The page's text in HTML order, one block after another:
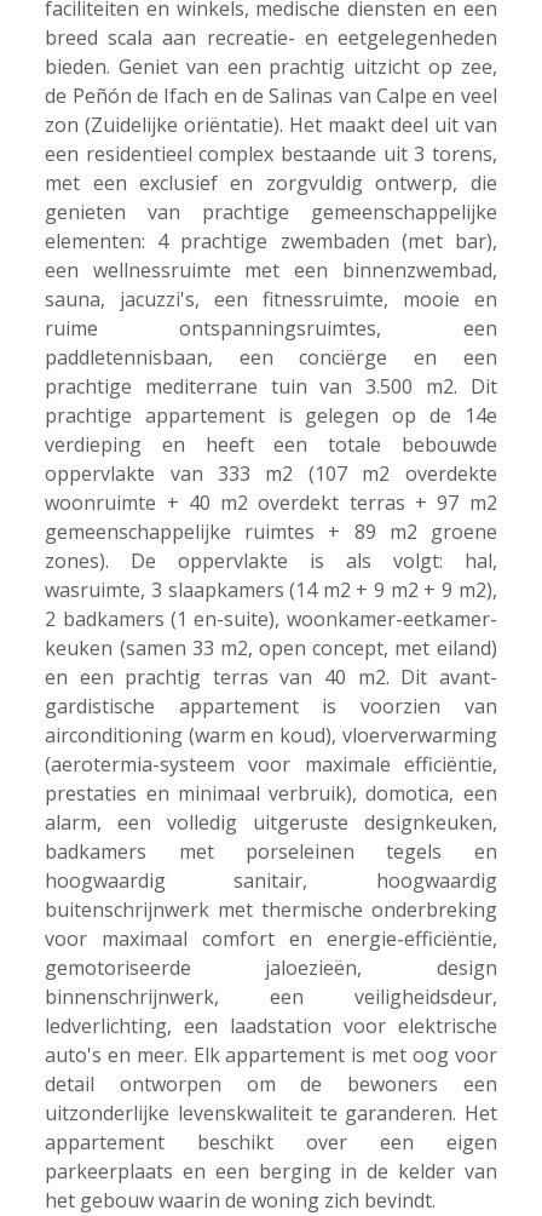
faciliteiten en winkels, medische diensten en een
breed scala aan recreatie- en eetgelegenheden
bieden. Geniet van een prachtig uitzicht op zee,
de Peñón de Ifach en de Salinas van Calpe en veel
zon (Zuidelijke oriëntatie). Het maakt deel uit van
een residentieel complex bestaande uit 3 torens,
met een exclusief en zorgvuldig ontwerp, die
genieten van prachtige gemeenschappelijke
elementen: 4 prachtige zwembaden (met bar),
een wellnessruimte met een binnenzwembad,
sauna, jacuzzi's, een fitnessruimte, mooie en
ruime ontspanningsruimtes, een
paddletennisbaan, een conciërge en een
prachtige mediterrane tuin van 3.500 m2. Dit
prachtige appartement is gelegen op de 14e
verdieping en heeft een totale bebouwde
oppervlakte van 333 m2 (107 m2 overdekte
woonruimte + 40 m2 overdekt terras + 97 m2
gemeenschappelijke ruimtes + 89 m2 groene
zones). De oppervlakte is als volgt: hal,
wasruimte, 3 slaapkamers (14 m2 + 9 m2 + 9 m2),
2 badkamers (1 en-suite), woonkamer-eetkamer-
keuken (samen 33 m2, open concept, met eiland)
en een prachtig terras van 40 m2. Dit avant-
gardistische appartement is voorzien van
airconditioning (warm en koud), vloerverwarming
(aerotermia-systeem voor maximale efficiëntie,
prestaties en minimaal verbruik), domotica, een
alarm, een volledig uitgeruste designkeuken,
badkamers met porseleinen tegels en
hoogwaardig sanitair, hoogwaardig
buitenschrijnwerk met thermische onderbreking
voor maximaal comfort en energie-efficiëntie,
gemotoriseerde jaloezieën, design
binnenschrijnwerk, een veiligheidsdeur,
ledverlichting, een laadstation voor elektrische
auto's en meer. Elk appartement is met oog voor
detail ontworpen om de bewoners een
uitzonderlijke levenskwaliteit te garanderen. Het
appartement beschikt over een eigen
parkeerplaats en een berging in de kelder van
het gebouw waarin de woning zich bevindt.